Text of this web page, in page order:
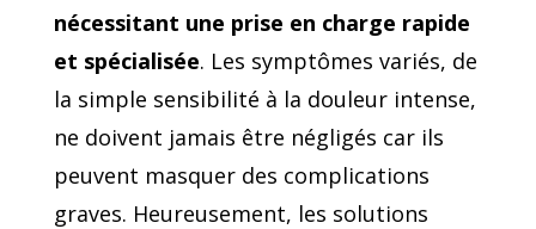
nécessitant une prise en charge rapide
et spécialisée. Les symptômes variés, de
la simple sensibilité à la douleur intense,
ne doivent jamais être négligés car ils
peuvent masquer des complications
graves. Heureusement, les solutions